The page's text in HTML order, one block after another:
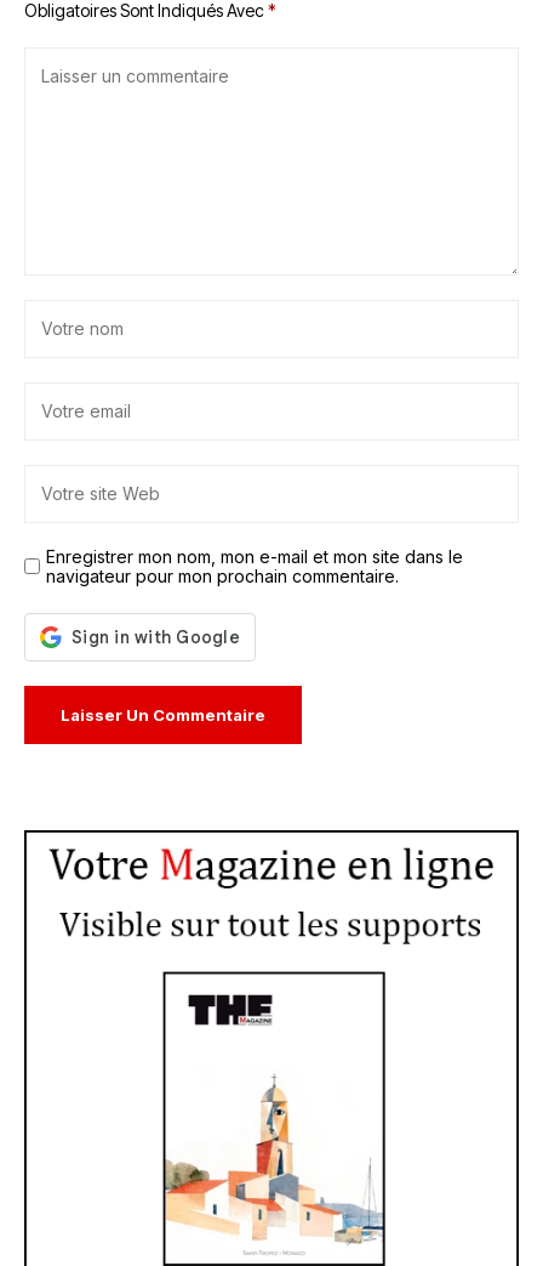
Obligatoires Sont Indiqués Avec*
Enregistrer mon nom, mon e-mail et mon site dans le
navigateur pour mon prochain commentaire.